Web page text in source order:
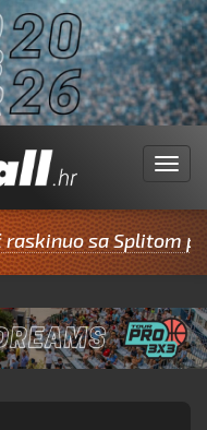
Menu
sa Splitom pa